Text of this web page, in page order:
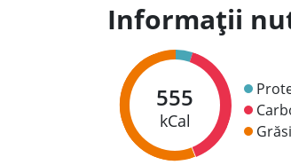
Informații
555
kCal